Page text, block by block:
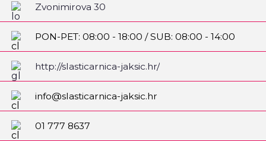
Zvonimirova 30
PON-PET: 08:00 - 18:00 / SUB: 08:00 - 14:00
http://slasticarnica-jaksic.hr/
info@slasticarnica-jaksic.hr
01 777 8637